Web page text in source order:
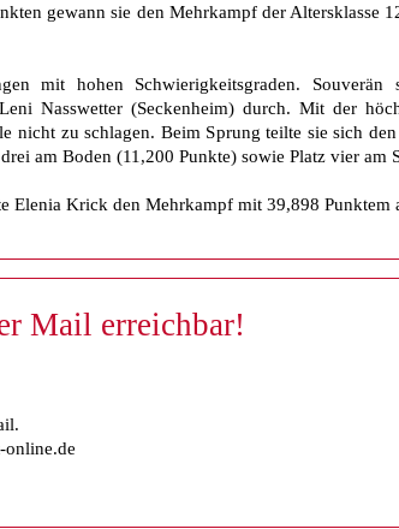
gewann sie den Mehrkampf der Altersklasse
mit hohen Schwierigkeitsgraden. Souverän
Nasswetter (Seckenheim) durch. Mit der
nicht zu schlagen. Beim Sprung teilte sie sich
am Boden (11,200 Punkte) sowie Platz vier am
Elenia Krick den Mehrkampf mit 39,898 Punktem
Mail erreichbar!
online.de